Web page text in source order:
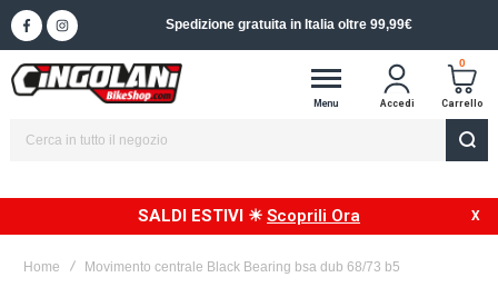
Spedizione gratuita in Italia oltre 99,99€
Menu Accedi
0
Carrello
SALDI ESTIVI ☀ Scoprili Ora
Home Movimento centrale Black Bearing bsa dub 68/73 b5